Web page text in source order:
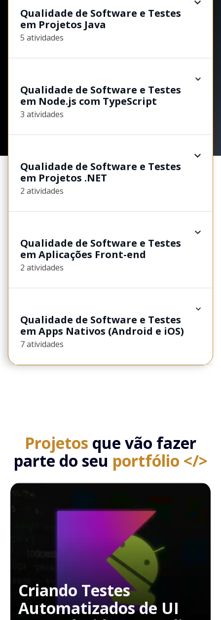
Qualidade de Software e Testes
em Projetos Java
5 atividades
Qualidade de Software e Testes
em Node.js com TypeScript
3 atividades
Qualidade de Software e Testes
em Projetos .NET
2 atividades
Qualidade de Software e Testes
em Aplicações Front-end
2 atividades
Qualidade de Software e Testes
em Apps Nativos (Android e iOS)
7 atividades
Projetos que vão fazer
parte do seu portfólio </>
Criando Testes
Automatizados de UI